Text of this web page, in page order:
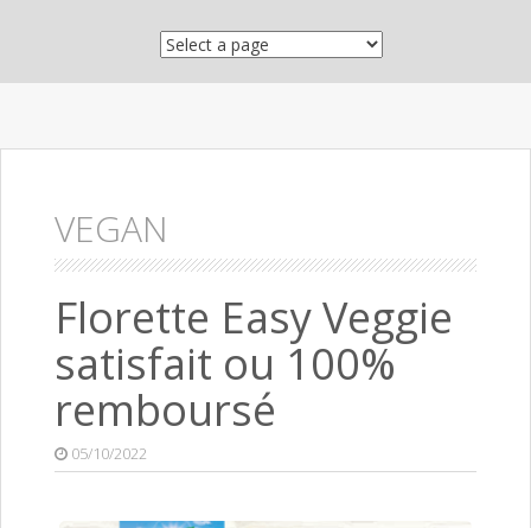
VEGAN
Florette Easy Veggie
satisfait ou 100%
remboursé
05/10/2022